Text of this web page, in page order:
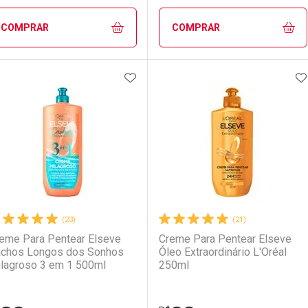
Comprar sem Desconto
Comprar sem Desconto
Comprar sem Desconto
Comprar sem Desconto
COMPRAR
FECHAR
FECHAR
Menos
COMPRAR
Laboratório
Por Menos
(23)
Para Pentear Elseve
Longos dos Sonhos
3 em 1 500ml
ADICIONAR AOS FAVORITOS
(21)
Creme Para Pentear Elseve
Óleo Extraordinário L'Oréal
250ml
TERMO DIGITADO